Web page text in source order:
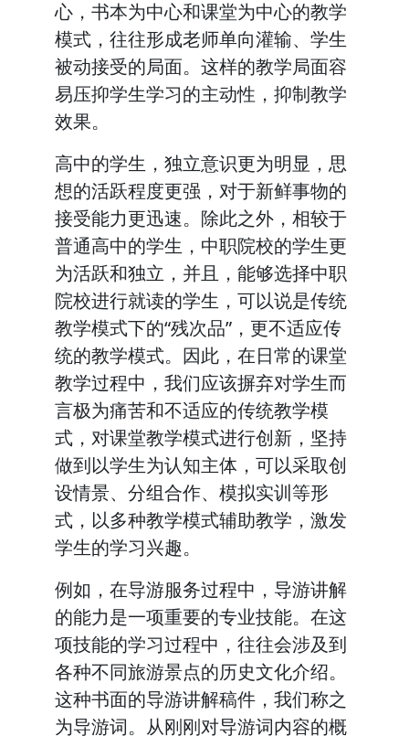
心，书本为中心和课堂为中心的教学
模式，往往形成老师单向灌输、学生
被动接受的局面。这样的教学局面容
易压抑学生学习的主动性，抑制教学
效果。
高中的学生，独立意识更为明显，思
想的活跃程度更强，对于新鲜事物的
接受能力更迅速。除此之外，相较于
普通高中的学生，中职院校的学生更
为活跃和独立，并且，能够选择中职
院校进行就读的学生，可以说是传统
教学模式下的“残次品”，更不适应传
统的教学模式。因此，在日常的课堂
教学过程中，我们应该摒弃对学生而
言极为痛苦和不适应的传统教学模
式，对课堂教学模式进行创新，坚持
做到以学生为认知主体，可以采取创
设情景、分组合作、模拟实训等形
式，以多种教学模式辅助教学，激发
学生的学习兴趣。
例如，在导游服务过程中，导游讲解
的能力是一项重要的专业技能。在这
项技能的学习过程中，往往会涉及到
各种不同旅游景点的历史文化介绍。
这种书面的导游讲解稿件，我们称之
为导游词。从刚刚对导游词内容的概